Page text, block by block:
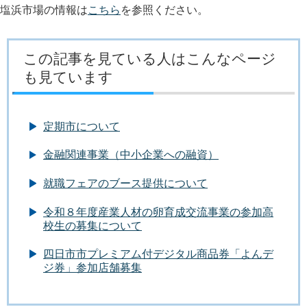
塩浜市場の情報はこちら を参照ください。
この記事を見ている人はこんなページ
も見ています
定期市について
金融関連事業（中小企業への融資）
就職フェアのブース提供について
令和８年度産業人材の卵育成交流事業の参加高
校生の募集について
四日市市プレミアム付デジタル商品券「よんデ
ジ券」参加店舗募集